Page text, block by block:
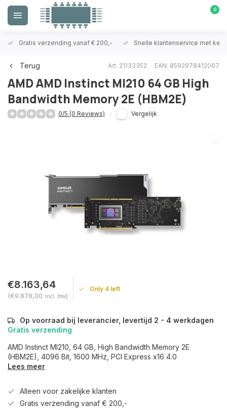
0
Gratis verzending vanaf € 200,- Snelle klantenservice met
Terug Art: 21133352 EAN: 8592978412067
AMDAMD Instinct MI210 64 GB High
Bandwidth Memory 2E (HBM2E)
0/5 (0 Reviews) Vergelijk
€8.163,64
(€9.878,00 Incl. btw)
Only 4 left
Op voorraad bij leverancier, levertijd 2 - 4 werkdagen
Gratis verzending
AMD Instinct MI210, 64 GB, High Bandwidth Memory 2E
(HBM2E), 4096 Bit, 1600 MHz, PCI Express x16 4.0
Lees meer
Alleen voor zakelijke klanten
Gratis verzending vanaf € 200,-